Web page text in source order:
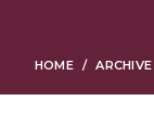
HOME